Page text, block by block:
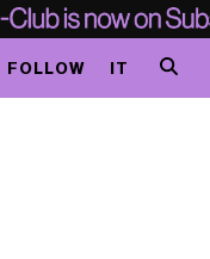
FOLLOW IT